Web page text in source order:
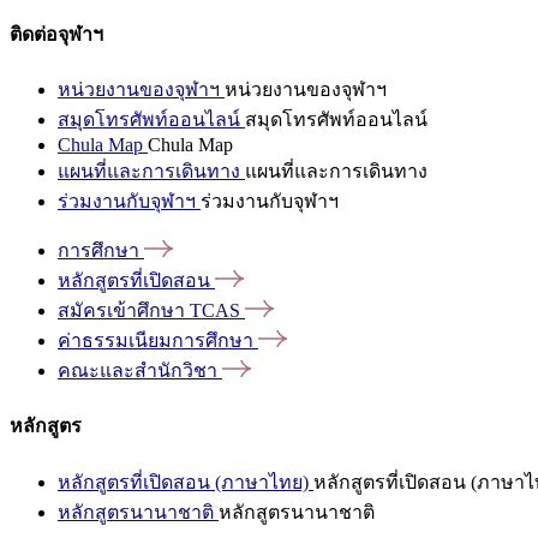
ติดต่อจุฬาฯ
หน่วยงานของจุฬาฯ หน่วยงานของจุฬาฯ
สมุดโทรศัพท์ออนไลน์ สมุดโทรศัพท์ออนไลน์
Chula Map Chula Map
แผนที่และการเดินทาง แผนที่และการเดินทาง
ร่วมงานกับจุฬาฯ ร่วมงานกับจุฬาฯ
การศึกษา
หลักสูตรที่เปิดสอน
สมัครเข้าศึกษา TCAS
ค่าธรรมเนียมการศึกษา
คณะและสำนักวิชา
หลักสูตร
หลักสูตรที่เปิดสอน (ภาษาไทย) หลักสูตรที่เปิดสอน (ภาษาไ
หลักสูตรนานาชาติ หลักสูตรนานาชาติ